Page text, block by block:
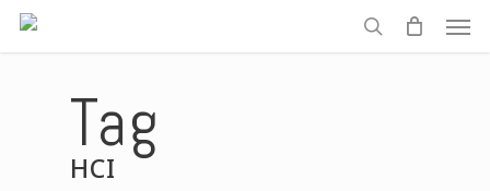
Skip
to
search
Tag
HCI